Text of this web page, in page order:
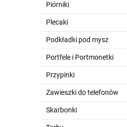
Piórniki
Plecaki
Podkładki pod mysz
Portfele i Portmonetki
Przypinki
Zawieszki do telefonów
Skarbonki